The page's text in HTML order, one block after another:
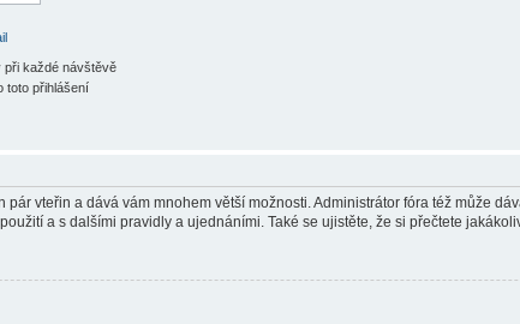
při každé návštěvě
toto přihlášení
vteřin a dává vám mnohem větší možnosti. Administrátor fóra též může
a s dalšími pravidly a ujednáními. Také se ujistěte, že si přečtete